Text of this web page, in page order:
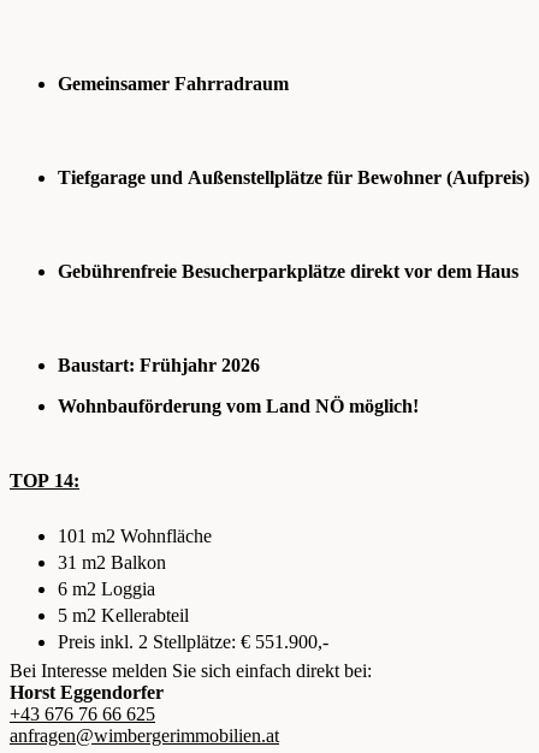
Gemeinsamer Fahrradraum
Tiefgarage und Außenstellplätze für Bewohner (Aufpreis)
Gebührenfreie Besucherparkplätze direkt vor dem Haus
Baustart: Frühjahr 2026
Wohnbauförderung vom Land NÖ möglich!
TOP 14:
101 m2 Wohnfläche
31 m2 Balkon
6 m2 Loggia
5 m2 Kellerabteil
Preis inkl. 2 Stellplätze: € 551.900,-
Bei Interesse melden Sie sich einfach direkt bei:
Horst Eggendorfer
+43 676 76 66 625
anfragen@wimbergerimmobilien.at